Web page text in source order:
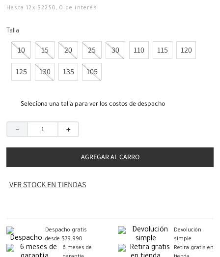
Hasta12 x $2250 ,0 de interés
Talla
10 15 20 25 30 110 115 120
125 130 135 105
Seleciona una talla para ver los costos de despacho
＋
－
AGREGAR AL CARRO
VER STOCK EN TIENDAS
Despacho gratis
desde $79.990
Devolución
simple
6 meses de
Retira gratis en